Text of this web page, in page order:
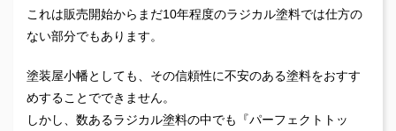
これは販売開始からまだ10年程度のラジカル塗料では仕方の
ない部分でもあります。
塗装屋小幡としても、その信頼性に不安のある塗料をおすす
めすることでできません。
しかし、数あるラジカル塗料の中でも『パーフェクトトッ